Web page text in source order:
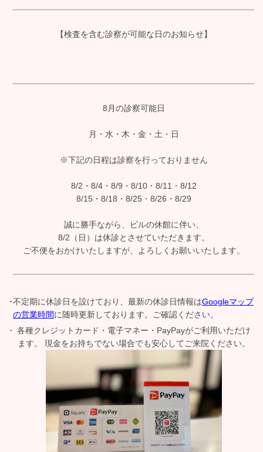
【検査を含む診察が可能な日のお知らせ】
8月の診察可能日
月・水・木・金・土・日
※下記の日程は診察を行っておりません
8/2・8/4・8/9・8/10・8/11・8/12
8/15・8/18・8/25・8/26・8/29
誠に勝手ながら、ビルの休館に伴い、
8/2（日）は休診とさせていただきます。
ご不便をおかけいたしますが、よろしくお願いいたします。
不定期に休診日を設けており、最新の休診日情報はGoogleマップ
の営業時間に随時更新しております。ご確認ください。
各種クレジットカード・電子マネー・ PayPayがご利用いただけ
ます。 現金をお持ちでない場合でも安心してご来院ください。